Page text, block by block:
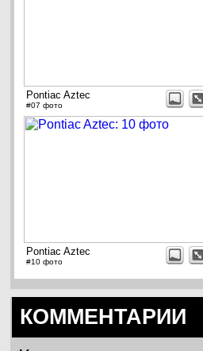
Pontiac Aztec
#07 фото
Pontiac Aztec
#10 фото
КОММЕНТАРИИ